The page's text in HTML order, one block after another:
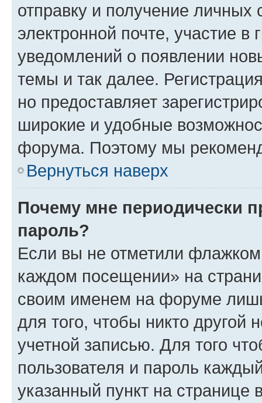
отправку и получение
электронной почте, участие в
уведомлений о появлении
темы и так далее.
но предоставляет
широкие и удобные
форума. Поэтому мы
Вернуться наверх
Почему мне периодически
пароль?
Если вы не отметили флажком
каждом посещении» на
своим именем на форуме
для того, чтобы никто другой
учетной записью. Для того
пользователя и пароль
указанный пункт на